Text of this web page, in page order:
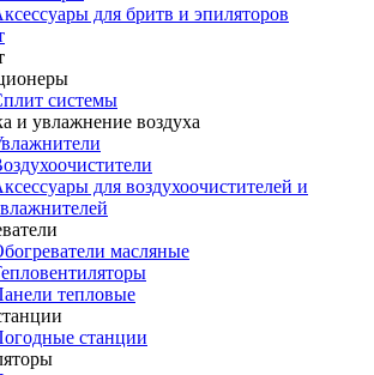
для бритв и эпиляторов
системы
и увлажнение воздуха
для воздухоочистителей и
масляные
тепловые
станции